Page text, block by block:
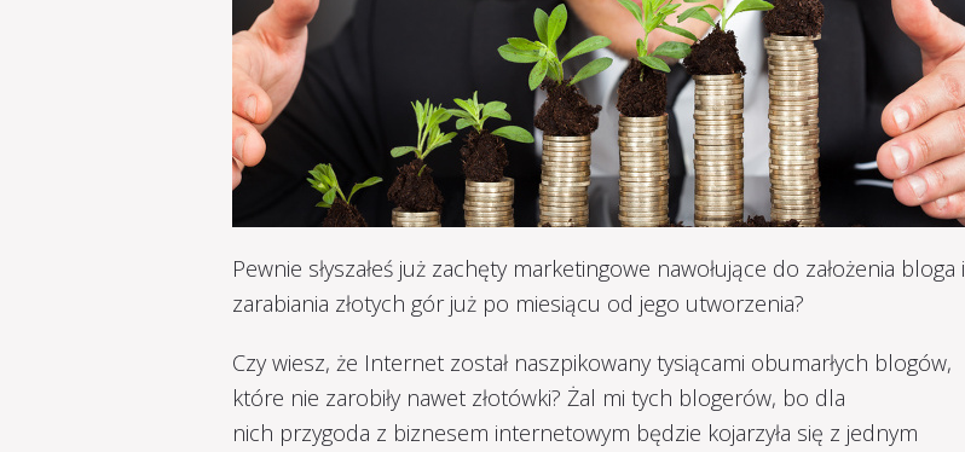
Pewnie słyszałeś już zachęty marketingowe nawołujące do założenia bloga i
zarabiania złotych gór już po miesiącu od jego utworzenia?
Czy wiesz, że Internet został naszpikowany tysiącami obumarłych blogów,
które nie zarobiły nawet złotówki? Żal mi tych blogerów, bo dla
nich przygoda z biznesem internetowym będzie kojarzyła się z jednym